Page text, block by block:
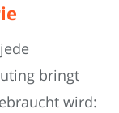
bringt
wird: